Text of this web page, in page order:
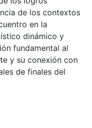
de los contextos
en la
dinámico y
fundamental al
y su conexión con
de finales del